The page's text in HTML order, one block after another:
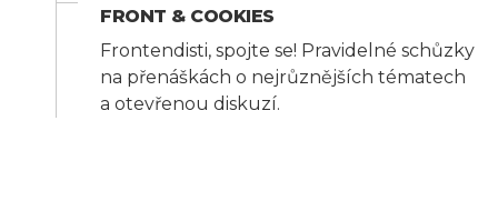
FRONT & COOKIES
Frontendisti, spojte se! Pravidelné schůzky
na přenáškách o nejrůznějších tématech
a otevřenou diskuzí.